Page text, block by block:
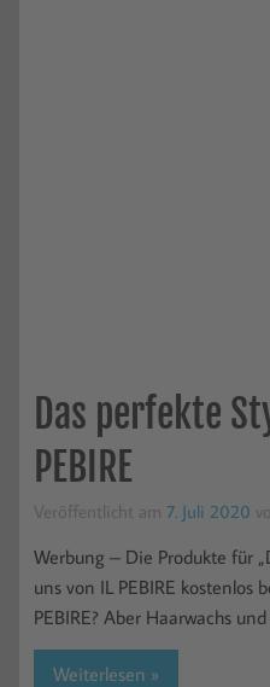
Das perfekte
PEBIRE
Veröffentlicht am 7. Juli 2020
Werbung – Die Produkte für
uns von IL PEBIRE kostenlos
PEBIRE? Aber Haarwachs
Weiterlesen »